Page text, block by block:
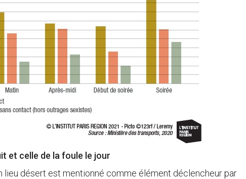
et celle de la foule le jour
lieu désert est mentionné comme élément déclencheur par